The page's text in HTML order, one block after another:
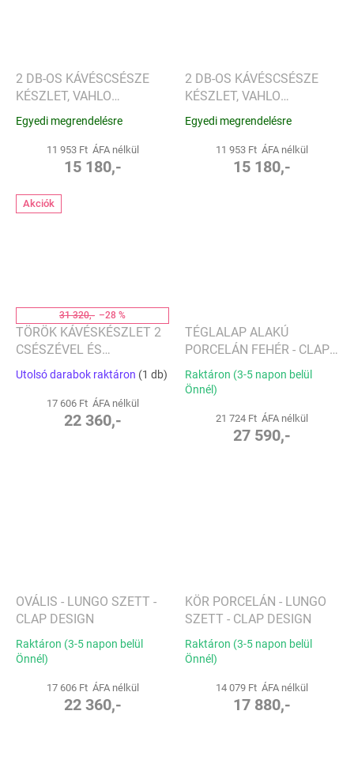
2 DB-OS KÁVÉSCSÉSZE
KÉSZLET, VAHLO
KOLLEKCIÓ | MA 6 CM, Ø
8,5 CM - MIRAGE SZÜRKE -
BLOMUS
Egyedi megrendelésre
11 953 Ft ÁFA nélkül
15 180,-
2 DB-OS KÁVÉSCSÉSZE
KÉSZLET, VAHLO
KOLLEKCIÓ | MA 6 CM, Ø
8,5 CM - HOLDSUGÁR -
BLOMUS
Egyedi megrendelésre
11 953 Ft ÁFA nélkül
15 180,-
Akciók
31 320,- –28 %
TÖRÖK KÁVÉSKÉSZLET 2
CSÉSZÉVEL ÉS
CSÉSZEALJAKKAL,
SELAMLIQUE
Utolsó darabok raktáron (1 db)
17 606 Ft ÁFA nélkül
22 360,-
TÉGLALAP ALAKÚ
PORCELÁN FEHÉR - CLAP
DESIGN
Raktáron (3-5 napon belül
Önnél)
21 724 Ft ÁFA nélkül
27 590,-
OVÁLIS - LUNGO SZETT -
CLAP DESIGN
Raktáron (3-5 napon belül
Önnél)
17 606 Ft ÁFA nélkül
22 360,-
KÖR PORCELÁN - LUNGO
SZETT - CLAP DESIGN
Raktáron (3-5 napon belül
Önnél)
14 079 Ft ÁFA nélkül
17 880,-